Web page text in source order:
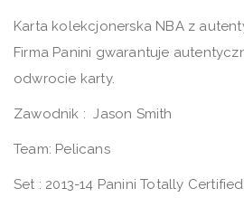
Karta kolekcjonerska NBA z
Firma Panini gwarantuje
odwrocie karty.
Zawodnik : Jason Smith
Team: Pelicans
Set : 2013-14 Panini Totally Certified